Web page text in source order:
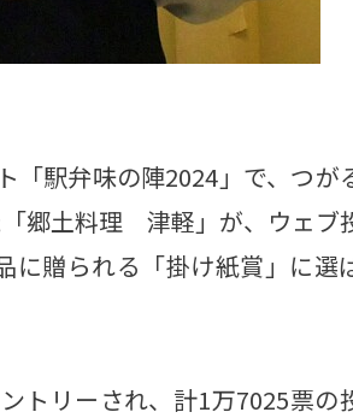
「駅弁味の陣2024」で、つが
郷土料理 津軽」が、ウェブ
に贈られる「掛け紙賞」に選
トリーされ、計1万7025票の